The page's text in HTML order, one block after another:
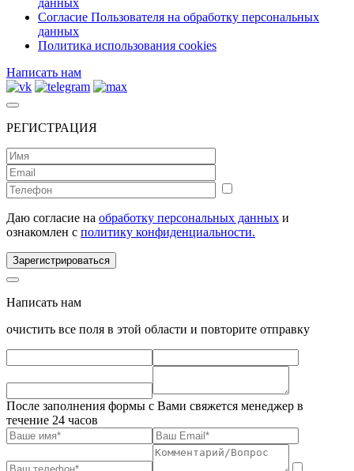
Согласие Пользователя на обработку персональных
данных
Политика использования cookies
Написать нам
РЕГИСТРАЦИЯ
Даю согласие на обработку персональных данных и
ознакомлен с политику конфиденциальности.
Зарегистрироваться
Написать нам
очистить все поля в этой области и повторите отправку
После заполнения формы с Вами свяжется менеджер в
течение 24 часов